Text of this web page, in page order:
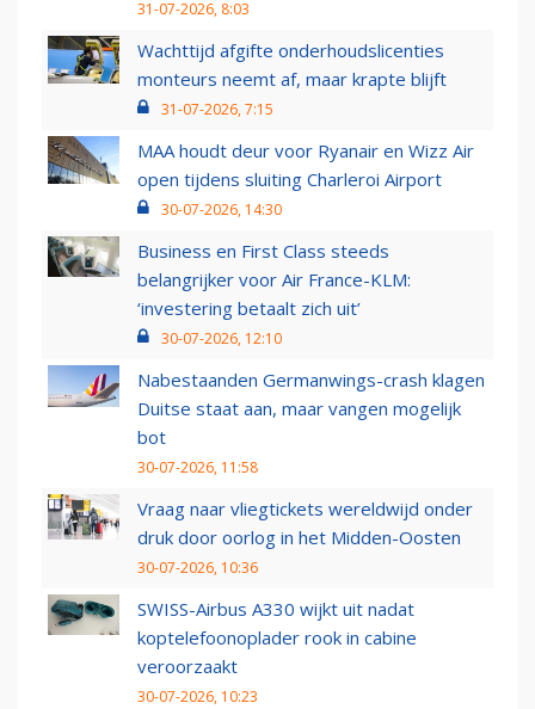
31-07-2026, 8:03
Wachttijd afgifte onderhoudslicenties
monteurs neemt af, maar krapte blijft
31-07-2026, 7:15
MAA houdt deur voor Ryanair en Wizz Air
open tijdens sluiting Charleroi Airport
30-07-2026, 14:30
Business en First Class steeds
belangrijker voor Air France-KLM:
‘investering betaalt zich uit’
30-07-2026, 12:10
Nabestaanden Germanwings-crash klagen
Duitse staat aan, maar vangen mogelijk
bot
30-07-2026, 11:58
Vraag naar vliegtickets wereldwijd onder
druk door oorlog in het Midden-Oosten
30-07-2026, 10:36
SWISS-Airbus A330 wijkt uit nadat
koptelefoonoplader rook in cabine
veroorzaakt
30-07-2026, 10:23